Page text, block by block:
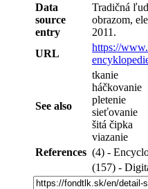
Data
source
entry
Tradičná
obrazom,
2011.
URL
https://
See also
tkanie
háčkovanie
pletenie
sieťovanie
šitá čipka
viazanie
References (4) -
(157) -